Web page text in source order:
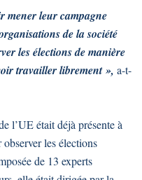
mener leur campagne
de la société
les élections de manière
travailler librement », a-t-
l’UE était déjà présente à
les élections
de 13 experts